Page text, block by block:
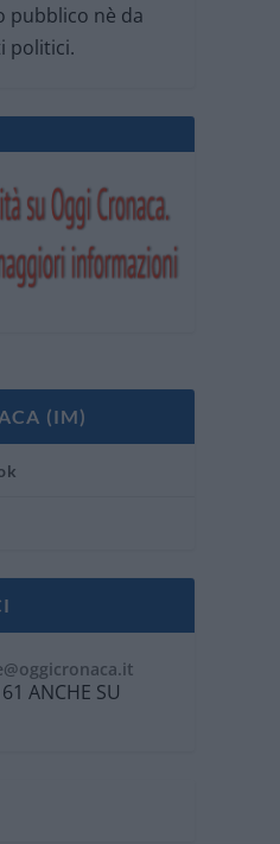
pubblico nè da
politici.
(IM)
ANCHE SU